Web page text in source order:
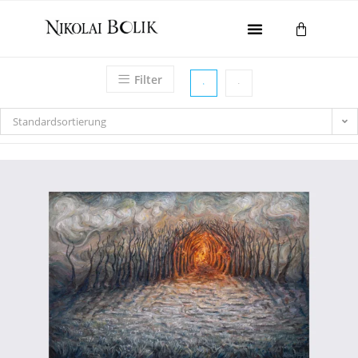
Gesamtwerk
Kontakt
Filter
Standardsortierung